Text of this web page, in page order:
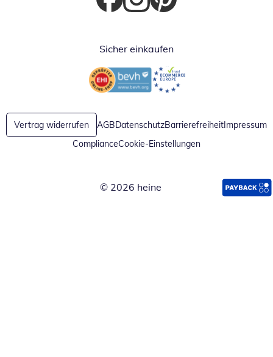
Öffnet in neuem Fenster
Öffnet in neuem Fenster
Öffnet in neuem Fenster
Sicher einkaufen
Öffnet in neuem FensterÖffnet in neuem Fenster
Vertrag widerrufen AGBDatenschutzBarrierefreiheitImpressum
ComplianceCookie-Einstellungen
© 2026 heine